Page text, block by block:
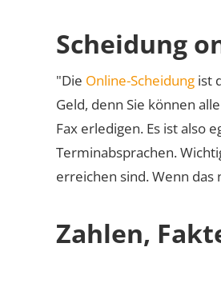
Scheidung
"Die Online-Scheidung ist
Geld, denn Sie können
Fax erledigen. Es ist also
Terminabsprachen.
erreichen sind. Wenn das
Zahlen,